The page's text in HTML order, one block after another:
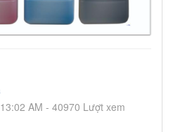
AM - 40970 Lượt xem